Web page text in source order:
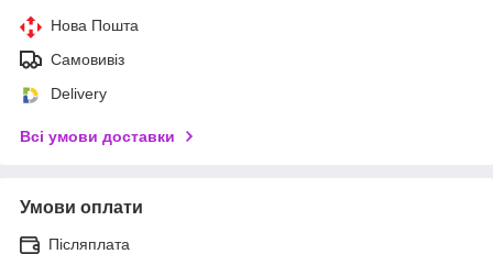
Нова Пошта
Самовивіз
Delivery
Всі умови доставки
Умови оплати
Післяплата